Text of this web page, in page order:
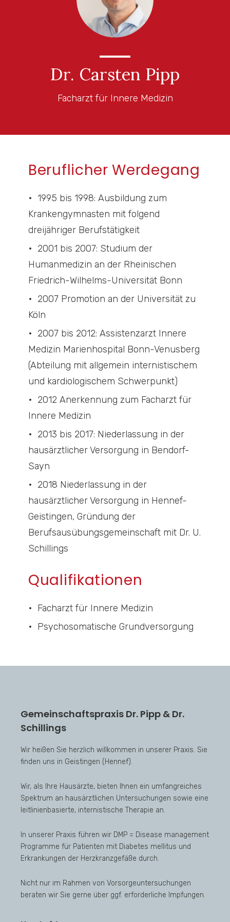
Dr. Carsten Pipp
Facharzt für Innere Medizin
Beruflicher Werdegang
1995 bis 1998: Ausbildung zum
Krankengymnasten mit folgend
dreijähriger Berufstätigkeit
2001 bis 2007: Studium der
Humanmedizin an der Rheinischen
Friedrich-Wilhelms-Universität Bonn
2007 Promotion an der Universität zu
Köln
2007 bis 2012: Assistenzarzt Innere
Medizin Marienhospital Bonn-Venusberg
(Abteilung mit allgemein internistischem
und kardiologischem Schwerpunkt)
2012 Anerkennung zum Facharzt für
Innere Medizin
2013 bis 2017: Niederlassung in der
hausärztlicher Versorgung in Bendorf-
Sayn
2018 Niederlassung in der
hausärztlicher Versorgung in Hennef-
Geistingen, Gründung der
Berufsausübungsgemeinschaft mit Dr. U.
Schillings
Qualifikationen
Facharzt für Innere Medizin
Psychosomatische Grundversorgung
Gemeinschaftspraxis Dr. Pipp & Dr.
Schillings
Wir heißen Sie herzlich willkommen in unserer Praxis. Sie
finden uns in Geistingen (Hennef).
Wir, als Ihre Hausärzte, bieten Ihnen ein umfangreiches
Spektrum an hausärztlichen Untersuchungen sowie eine
leitlinienbasierte, internistische Therapie an.
In unserer Praxis führen wir DMP = Disease management
Programme für Patienten mit Diabetes mellitus und
Erkrankungen der Herzkranzgefäße durch.
Nicht nur im Rahmen von Vorsorgeuntersuchungen
beraten wir Sie gerne über ggf. erforderliche Impfungen.